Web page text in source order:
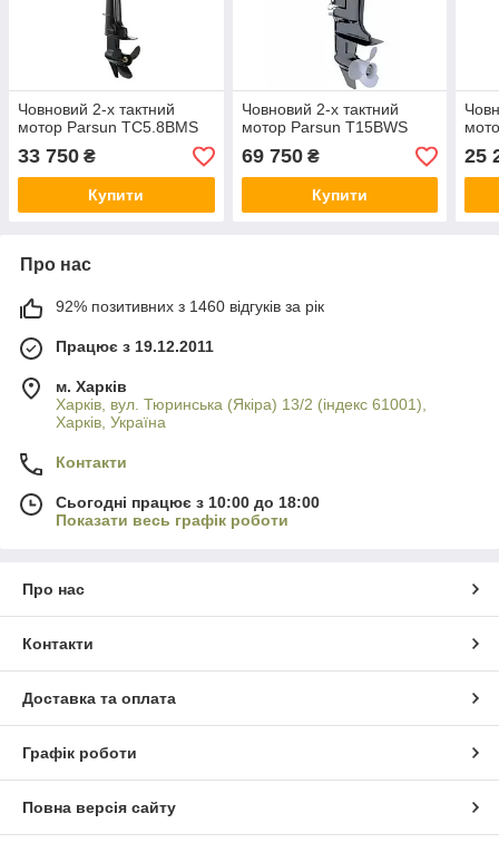
Човновий 2-х тактний
мотор Parsun ТС5.8BMS
33 750 ₴
Купити
Човновий 2-х тактний
мотор Parsun T15BWS
69 750₴
Купити
25
Про нас
92% позитивних з 1460 відгуків за рік
Працює з 19.12.2011
м. Харків
Харків, вул. Тюринська (Якіра) 13/2 (індекс 61001),
Харків, Україна
Контакти
Сьогодні працює з 10:00 до 18:00
Показати весь графік роботи
Про нас
Контакти
Доставка та оплата
Графік роботи
Повна версія сайту